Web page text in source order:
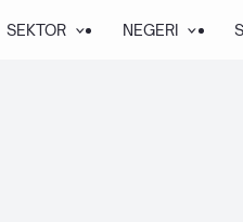
SEKTOR NEGERI